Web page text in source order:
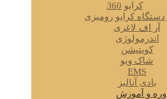
کرایو 360
دستگاه کرایو رومیزی
آر اف لاغری
اندرمولوژی
کویتیشن
شاک ویو
EMS
بادی آنالیز
و آموزش